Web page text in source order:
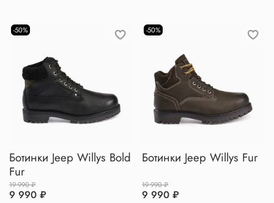
-50%
Ботинки Jeep Willys Bold
Fur
19 990 ₽
9 990 ₽
-50%
Ботинки Jeep Willys Fur
19 990 ₽
9 990 ₽